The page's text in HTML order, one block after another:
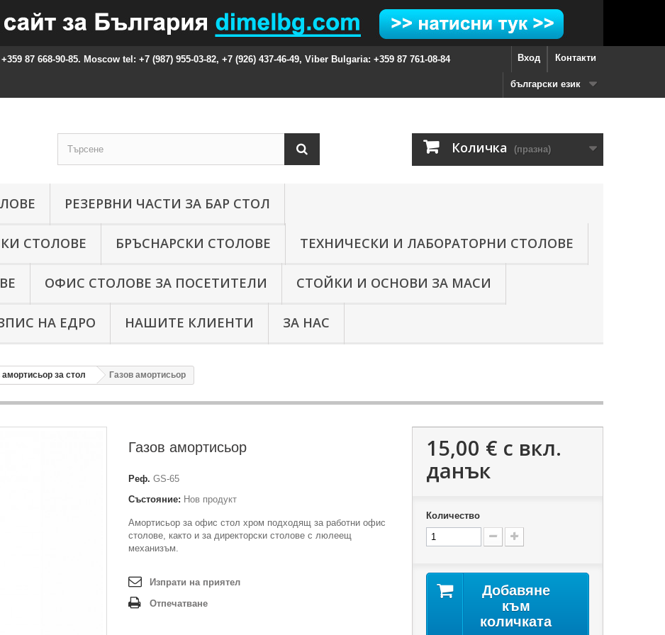
Контакти
87 668-90-85. Moscow tel: +7 (987) 955-03-82, +7 (926) 437-46-49, Viber Bulgaria: +359 87 761-08-84 Вход
български език
Количка (празна)
РЕЗЕРВНИ ЧАСТИ ЗА БАР СТОЛ
СТОЛОВЕ БРЪСНАРСКИ СТОЛОВЕ ТЕХНИЧЕСКИ И ЛАБОРАТОРНИ СТОЛОВЕ
ОФИС СТОЛОВЕ ЗА ПОСЕТИТЕЛИ СТОЙКИ И ОСНОВИ ЗА МАСИ
НА ЕДРО НАШИТЕ КЛИЕНТИ ЗА НАС
амортисьор за стол Газов амортисьор
Газов амортисьор
Реф. GS-65
Състояние: Нов продукт
Амортисьор за офис стол хром подходящ за работни офис
столове, както и за директорски столове с люлеещ
механизъм.
Изпрати на приятел
Отпечатване
15,00 € с вкл.
данък
Количество
Добавяне
към
количката